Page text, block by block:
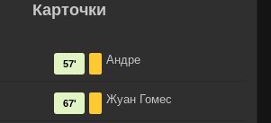
Карточки
Андре
57'
Жуан Гомес
67'